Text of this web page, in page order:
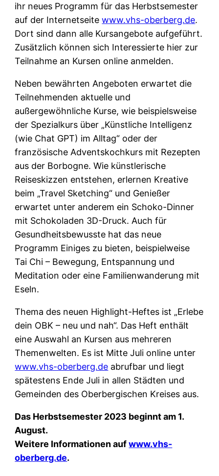
ihr neues Programm für das Herbstsemester
auf der Internetseitewww.vhs-oberberg.de.
Dort sind dann alle Kursangebote aufgeführt.
Zusätzlich können sich Interessierte hier zur
Teilnahme an Kursen online anmelden.
Neben bewährten Angeboten erwartet die
Teilnehmenden aktuelle und
außergewöhnliche Kurse, wie beispielsweise
der Spezialkurs über „Künstliche Intelligenz
(wie Chat GPT) im Alltag“ oder der
französische Adventskochkurs mit Rezepten
aus der Borbogne. Wie künstlerische
Reiseskizzen entstehen, erlernen Kreative
beim „Travel Sketching“ und Genießer
erwartet unter anderem ein Schoko-Dinner
mit Schokoladen 3D-Druck. Auch für
Gesundheitsbewusste hat das neue
Programm Einiges zu bieten, beispielweise
Tai Chi – Bewegung, Entspannung und
Meditation oder eine Familienwanderung mit
Eseln.
Thema des neuen Highlight-Heftes ist „Erlebe
dein OBK – neu und nah“. Das Heft enthält
eine Auswahl an Kursen aus mehreren
Themenwelten. Es ist Mitte Juli online unter
www.vhs-oberberg.de abrufbar und liegt
spätestens Ende Juli in allen Städten und
Gemeinden des Oberbergischen Kreises aus.
Das Herbstsemester 2023 beginnt am 1.
August.
Weitere Informationen aufwww.vhs-
oberberg.de.